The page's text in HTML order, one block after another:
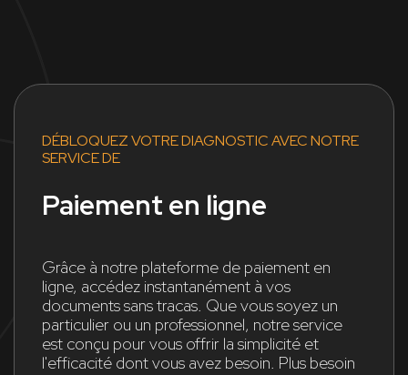
DÉBLOQUEZ VOTRE DIAGNOSTIC AVEC NOTRE
SERVICE DE
Paiement en ligne
Grâce à notre plateforme de paiement en
ligne, accédez instantanément à vos
documents sans tracas. Que vous soyez un
particulier ou un professionnel, notre service
est conçu pour vous offrir la simplicité et
l'efficacité dont vous avez besoin. Plus besoin